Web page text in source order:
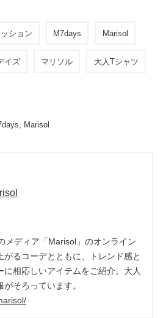
ション M7days Marisol
イズ マリソル 大人Tシャツ
Marisol
メディア「Marisol」のオンライン
がるコーデとともに、トレンド感と
に相応しいアイテムをご紹介。大人
そろっています。